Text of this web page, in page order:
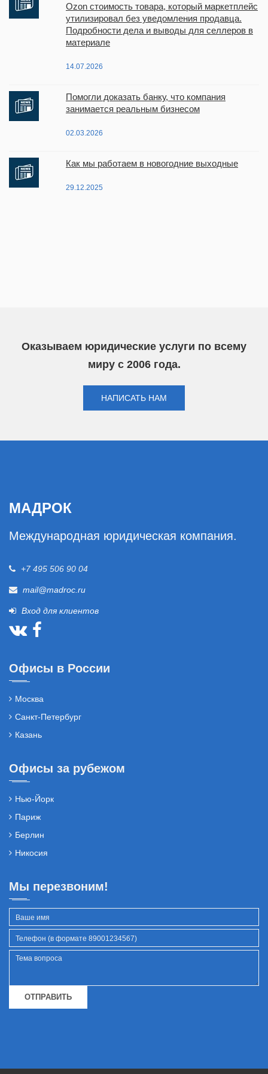
Ozon стоимость товара, который маркетплейс
утилизировал без уведомления продавца.
Подробности дела и выводы для селлеров в
материале
14.07.2026
Помогли доказать банку, что компания
занимается реальным бизнесом
02.03.2026
Как мы работаем в новогодние выходные
29.12.2025
Оказываем юридические услуги по всему
миру с 2006 года.
НАПИСАТЬ НАМ
МАДРОК
Международная юридическая компания.
+7 495 506 90 04
mail@madroc.ru
Вход для клиентов
Офисы в России
Москва
Санкт-Петербург
Казань
Офисы за рубежом
Нью-Йорк
Париж
Берлин
Никосия
Мы перезвоним!
ОТПРАВИТЬ